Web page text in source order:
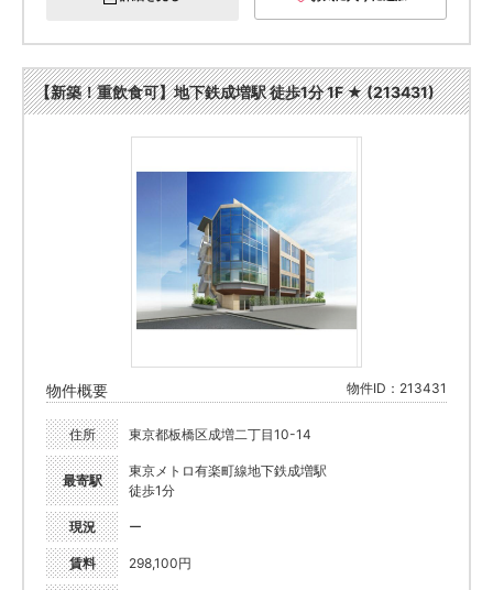
【新築！重飲食可】地下鉄成増駅 徒歩1分 1F ★ (213431)
物件概要 物件ID：213431
住所 東京都板橋区成増二丁目10-14
最寄駅
東京メトロ有楽町線地下鉄成増駅
徒歩1分
現況 ー
賃料 298,100円